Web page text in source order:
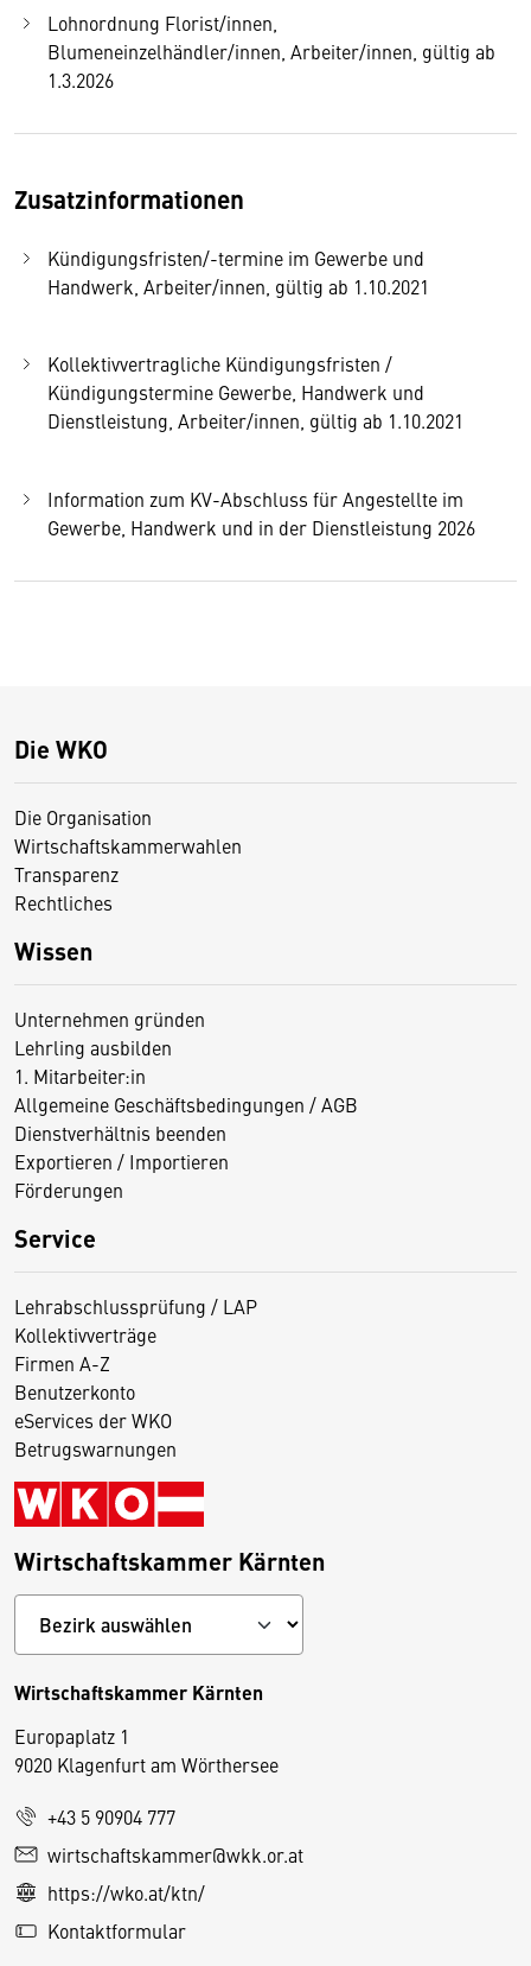
Lohnordnung Florist/innen,
Blumeneinzelhändler/innen, Arbeiter/innen, gültig ab
1.3.2026
Zusatzinformationen
Kündigungsfristen/-termine im Gewerbe und
Handwerk, Arbeiter/innen, gültig ab 1.10.2021
Kollektivvertragliche Kündigungsfristen /
Kündigungstermine Gewerbe, Handwerk und
Dienstleistung, Arbeiter/innen, gültig ab 1.10.2021
Information zum KV-Abschluss für Angestellte im
Gewerbe, Handwerk und in der Dienstleistung 2026
Die WKO
Die Organisation
Wirtschaftskammerwahlen
Transparenz
Rechtliches
Wissen
Unternehmen gründen
Lehrling ausbilden
1. Mitarbeiter:in
Allgemeine Geschäftsbedingungen / AGB
Dienstverhältnis beenden
Exportieren / Importieren
Förderungen
Service
Lehrabschlussprüfung / LAP
Kollektivverträge
Firmen A-Z
Benutzerkonto
eServices der WKO
Betrugswarnungen
Wirtschaftskammer Kärnten
Wirtschaftskammer Kärnten
Europaplatz 1
9020 Klagenfurt am Wörthersee
+43 5 90904 777
wirtschaftskammer@wkk.or.at
https://wko.at/ktn/
Kontaktformular
D
e
s